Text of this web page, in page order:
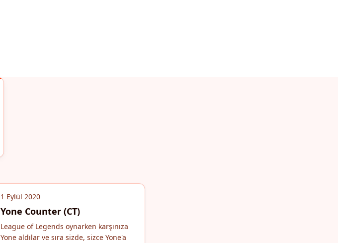
1 Eylül 2020
Yone Counter (CT)
League of Legends oynarken karşınıza
Yone aldılar ve sıra sizde, sizce Yone'a